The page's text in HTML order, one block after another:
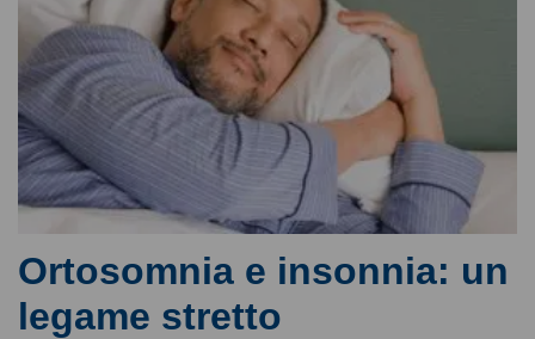
Ortosomnia e insonnia: un
legame stretto